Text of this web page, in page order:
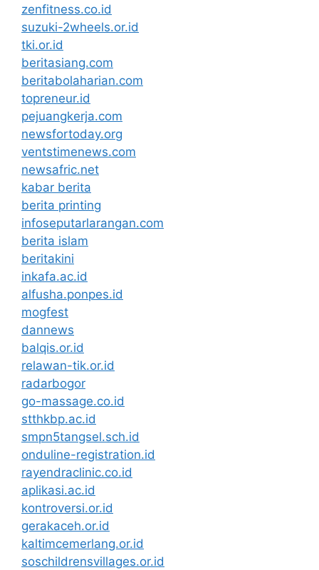
zenfitness.co.id
suzuki-2wheels.or.id
tki.or.id
beritasiang.com
beritabolaharian.com
topreneur.id
pejuangkerja.com
newsfortoday.org
ventstimenews.com
newsafric.net
kabar berita
berita printing
infoseputarlarangan.com
berita islam
beritakini
inkafa.ac.id
alfusha.ponpes.id
mogfest
dannews
balqis.or.id
relawan-tik.or.id
radarbogor
go-massage.co.id
stthkbp.ac.id
smpn5tangsel.sch.id
onduline-registration.id
rayendraclinic.co.id
aplikasi.ac.id
kontroversi.or.id
gerakaceh.or.id
kaltimcemerlang.or.id
soschildrensvillages.or.id